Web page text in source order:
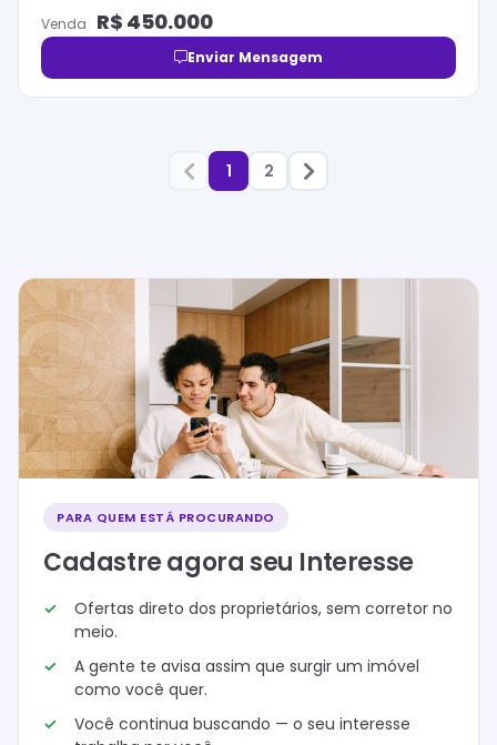
Venda R$ 450.000
Enviar Mensagem
1 2
PARA QUEM ESTÁ PROCURANDO
Cadastre agora seu Interesse
Ofertas direto dos proprietários, sem corretor no
meio.
A gente te avisa assim que surgir um imóvel
como você quer.
Você continua buscando — o seu interesse